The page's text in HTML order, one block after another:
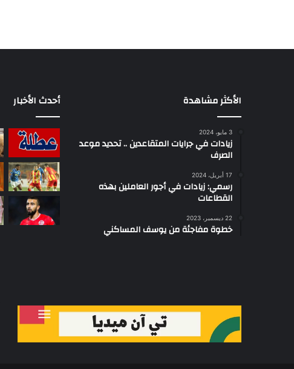
الأكثر مشاهدة
3 مايو، 2024
زيادات في جرايات المتقاعدين .. تحديد موعد
الصرف
17 أبريل، 2024
رسمي: زيادات في أجور العاملين بهذه
القطاعات
22 ديسمبر، 2023
خطوة مفاجئة من يوسف المساكني
أحدث الأخبار